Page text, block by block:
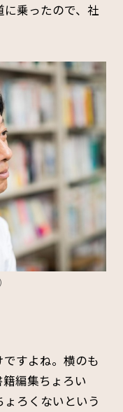
乗ったので、社
すよね。横のも
編集ちょろい
ろくないという